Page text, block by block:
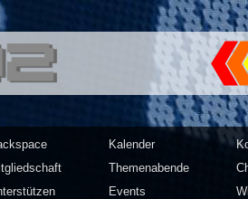
Computer
Kalender
Themenabende
Events